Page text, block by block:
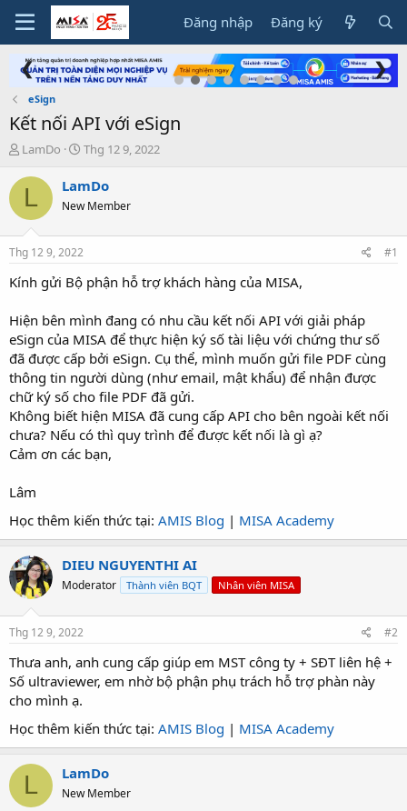
Đăng nhập Đăng ký
❮ ❯
eSign
Kết nối API với eSign
T
r
a
s
t
a
t
e
r
LamDo
N
à
g
Thg 12 9, 2022
L LamDo
New Member
Thg 12 9, 2022 #1
Kính gửi Bộ phận hỗ trợ khách hàng của MISA,
Hiện bên mình đang có nhu cầu kết nối API với giải pháp
eSign của MISA để thực hiện ký số tài liệu với chứng thư số
đã được cấp bởi eSign. Cụ thể, mình muốn gửi file PDF cùng
thông tin người dùng (như email, mật khẩu) để nhận được
chữ ký số cho file PDF đã gửi.
Không biết hiện MISA đã cung cấp API cho bên ngoài kết nối
chưa? Nếu có thì quy trình để được kết nối là gì ạ?
Cảm ơn các bạn,
Lâm
Học thêm kiến thức tại: AMIS Blog | MISA Academy
DIEU NGUYENTHI AI
Moderator Thành viên BQT Nhân viên MISA
Thg 12 9, 2022 #2
Thưa anh, anh cung cấp giúp em MST công ty + SĐT liên hệ +
Số ultraviewer, em nhờ bộ phận phụ trách hỗ trợ phàn này
cho mình ạ.
Học thêm kiến thức tại: AMIS Blog | MISA Academy
L LamDo
New Member